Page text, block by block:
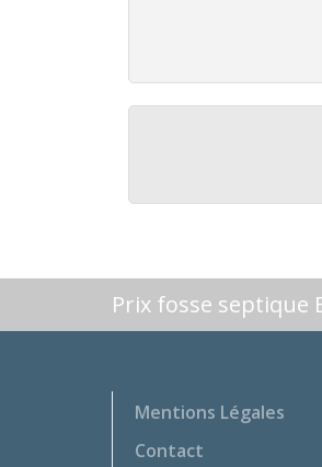
Prix fosse septique
Mentions Légales
Contact